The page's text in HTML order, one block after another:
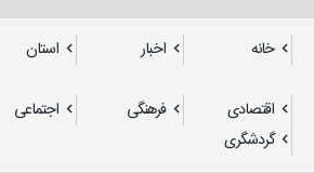
خانه اخبار استان
اقتصادی
فرهنگی اجتماعی
گردشگری